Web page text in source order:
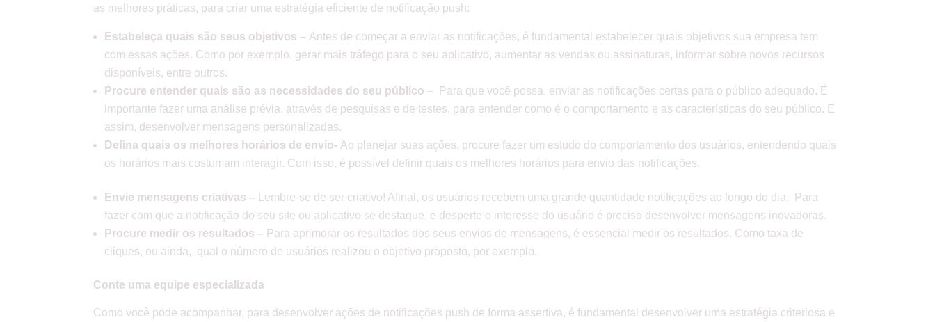
as melhores práticas, para criar uma estratégia eficiente de notificação push:
Estabeleça quais são seus objetivos – Antes de começar a enviar as notificações, é fundamental estabelecer quais objetivos sua empresa tem
com essas ações. Como por exemplo, gerar mais tráfego para o seu aplicativo, aumentar as vendas ou assinaturas, informar sobre novos recursos
disponíveis, entre outros.
Procure entender quais são as necessidades do seu público – Para que você possa, enviar as notificações certas para o público adequado. É
importante fazer uma análise prévia, através de pesquisas e de testes, para entender como é o comportamento e as características do seu público. E
assim, desenvolver mensagens personalizadas.
Defina quais os melhores horários de envio- Ao planejar suas ações, procure fazer um estudo do comportamento dos usuários, entendendo quais
os horários mais costumam interagir. Com isso, é possível definir quais os melhores horários para envio das notificações.
Envie mensagens criativas –
Lembre-se de ser criativo! Afinal, os usuários recebem uma grande quantidade notificações ao longo do dia. Para
fazer com que a notificação do seu site ou aplicativo se destaque, e desperte o interesse do usuário é preciso desenvolver mensagens inovadoras.
Procure medir os resultados – Para aprimorar os resultados dos seus envios de mensagens, é essencial medir os resultados. Como taxa de
cliques, ou ainda, qual o número de usuários realizou o objetivo proposto, por exemplo.
Conte uma equipe especializada
Como você pode acompanhar, para desenvolver ações de notificações push de forma assertiva, é fundamental desenvolver uma estratégia criteriosa e